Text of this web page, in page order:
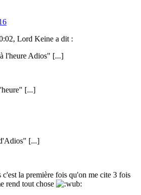
Lord Keine a dit :
l'heure Adios" [...]
[...]
[...]
c'est la première fois qu'on me cite 3 fois
rend tout chose